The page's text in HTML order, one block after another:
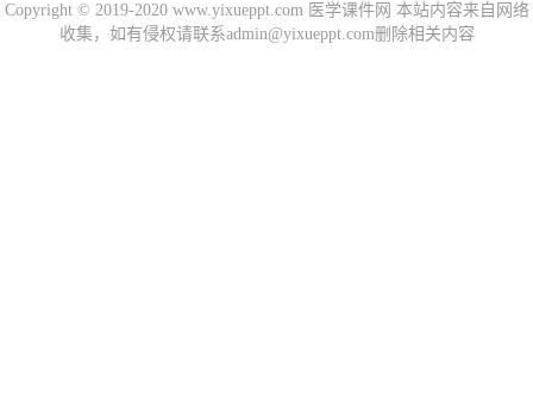
Copyright © 2019-2020 www.yixueppt.com 医学课件网 本站内容来自网络
收集，如有侵权请联系admin@yixueppt.com删除相关内容